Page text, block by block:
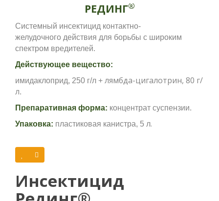
РЕДИНГ®
Системный инсектицид контактно-
желудочного действия для борьбы с широким
спектром вредителей.
Действующее вещество:
имидаклоприд, 250 г/л + лямбда-цигалотрин, 80 г/
л.
Препаративная форма: концентрат суспензии.
Упаковка: пластиковая канистра, 5 л.
высокая скорость действия;
Репеллентные эффект;
отсутствие резистентности вредителей к
Инсектицид